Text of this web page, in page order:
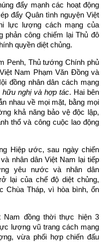
đẩy mạnh các hoạt động
đẩy Quân tình nguyện Việt
lực lượng cách mạng của
phản công chiếm lại Thủ đô
quyền diệt chủng.
Penh, Thủ tướng Chính phủ
Nam Phạm Văn Đồng và
đồng nhân dân cách mạng
nghị và hợp tác. Hai bên
nhau về mọi mặt, bằng mọi
khả năng bảo vệ độc lập,
thổ và công cuộc lao động
Hiệp ước, sau ngày chiến
nhân dân Việt Nam lại tiếp
yêu nước và nhân dân
lại của chế độ diệt chủng,
Chùa Tháp, vì hòa bình, ổn
Nam đồng thời thực hiện 3
lượng vũ trang cách mạng
vừa phối hợp chiến đấu